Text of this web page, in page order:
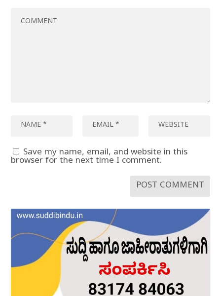
Save my name, email, and website in this
browser for the next time I comment.